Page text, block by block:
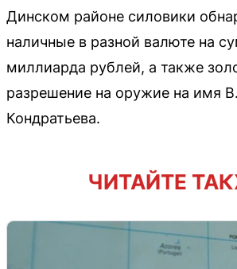
Динском районе силовики
наличные в разной валюте на
миллиарда рублей, а также
разрешение на оружие на имя
Кондратьева.
ЧИТАЙТЕ